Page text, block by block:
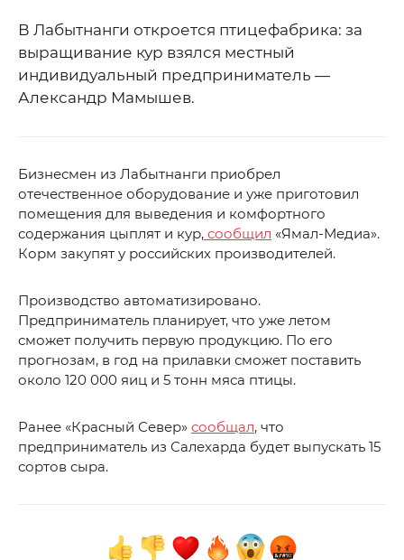
В Лабытнанги откроется птицефабрика: за
выращивание кур взялся местный
индивидуальный предприниматель —
Александр Мамышев.
Бизнесмен из Лабытнанги приобрел
отечественное оборудование и уже приготовил
помещения для выведения и комфортного
содержания цыплят и кур, сообщил «Ямал-Медиа».
Корм закупят у российских производителей.
Производство автоматизировано.
Предприниматель планирует, что уже летом
сможет получить первую продукцию. По его
прогнозам, в год на прилавки сможет поставить
около 120 000 яиц и 5 тонн мяса птицы.
Ранее «Красный Север» сообщал, что
предприниматель из Салехарда будет выпускать 15
сортов сыра.